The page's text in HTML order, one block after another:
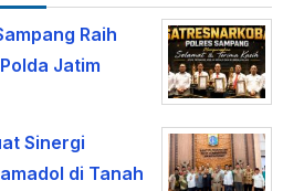
Raih
Jatim
Sinergi
di Tanah